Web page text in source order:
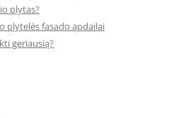
plytas?
plytelės fasado apdailai
geriausią?